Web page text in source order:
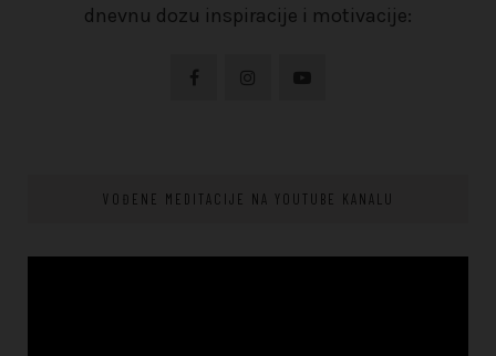
dnevnu dozu inspiracije i motivacije:
VOĐENE MEDITACIJE NA YOUTUBE KANALU